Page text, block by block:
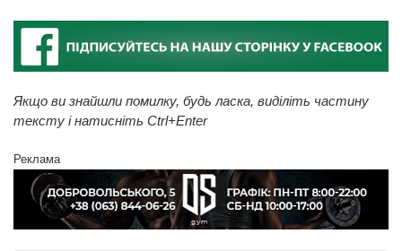
Якщо ви знайшли помилку, будь ласка, виділіть частину
тексту і натисніть Ctrl+Enter
Реклама